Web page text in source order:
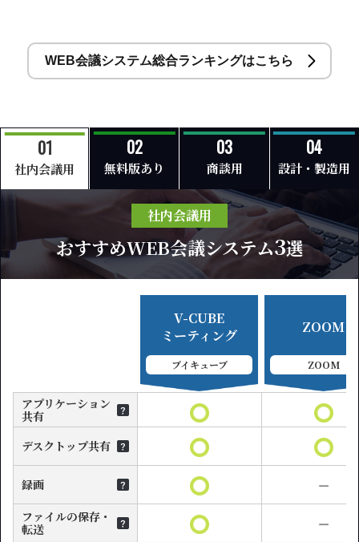
WEB会議システム総合ランキングはこちら
社内会議用 無料版あり 商談用 設計・製造用
社内会議用
おすすめWEB会議システム3選
V-CUBE
ミーティング
ブイキューブ
ZOOM
ZOOM
アプリケーション
共有
デスクトップ共有
録画
ファイルの保存・
転送